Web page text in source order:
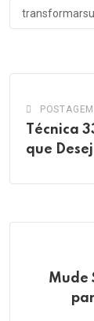
Técnica
que
Mude